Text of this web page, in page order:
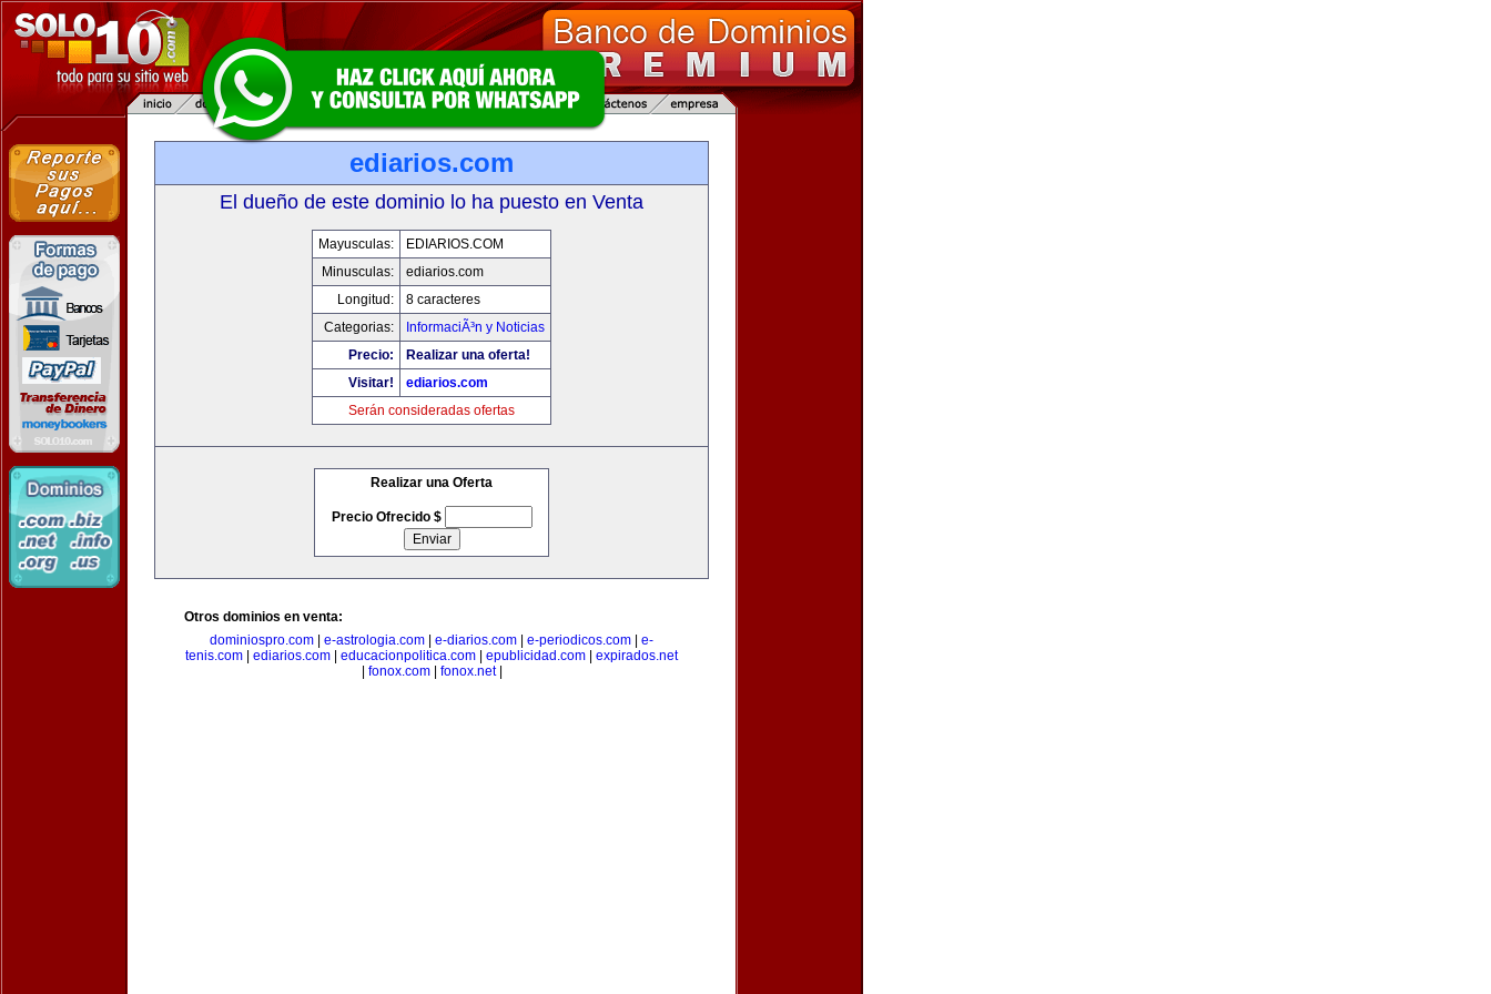
ediarios.com
El dueño de este dominio lo ha puesto en Venta
Mayusculas:
EDIARIOS.COM
Minusculas:
ediarios.com
Longitud:
8 caracteres
Categorias:
InformaciÃ³n y Noticias
Precio:
Realizar una oferta!
Visitar!
ediarios.com
Serán consideradas ofertas
Realizar una Oferta
Precio Ofrecido $
Otros dominios en venta:
dominiospro.com
e-astrologia.com e-diarios.com e-periodicos.com
e-
tenis.com
ediarios.com educacionpolitica.com epublicidad.com
expirados.net
fonox.com| fonox.net|